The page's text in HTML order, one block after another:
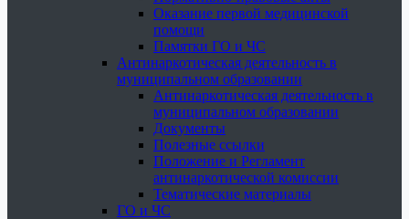
Оказание первой медицинской
помощи
Памятки ГО и ЧС
Антинаркотическая деятельность в
муниципальном образовании
Антинаркотическая деятельность в
муниципальном образовании
Документы
Полезные ссылки
Положение и Регламент
антинаркотической комиссии
Тематические материалы
ГО и ЧС